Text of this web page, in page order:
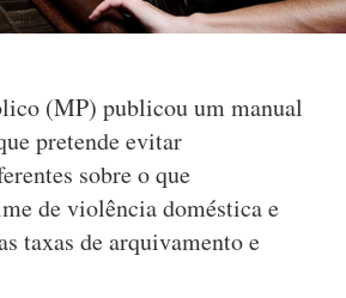
(MP) publicou um manual
pretende evitar
sobre o que
de violência doméstica e
taxas de arquivamento e